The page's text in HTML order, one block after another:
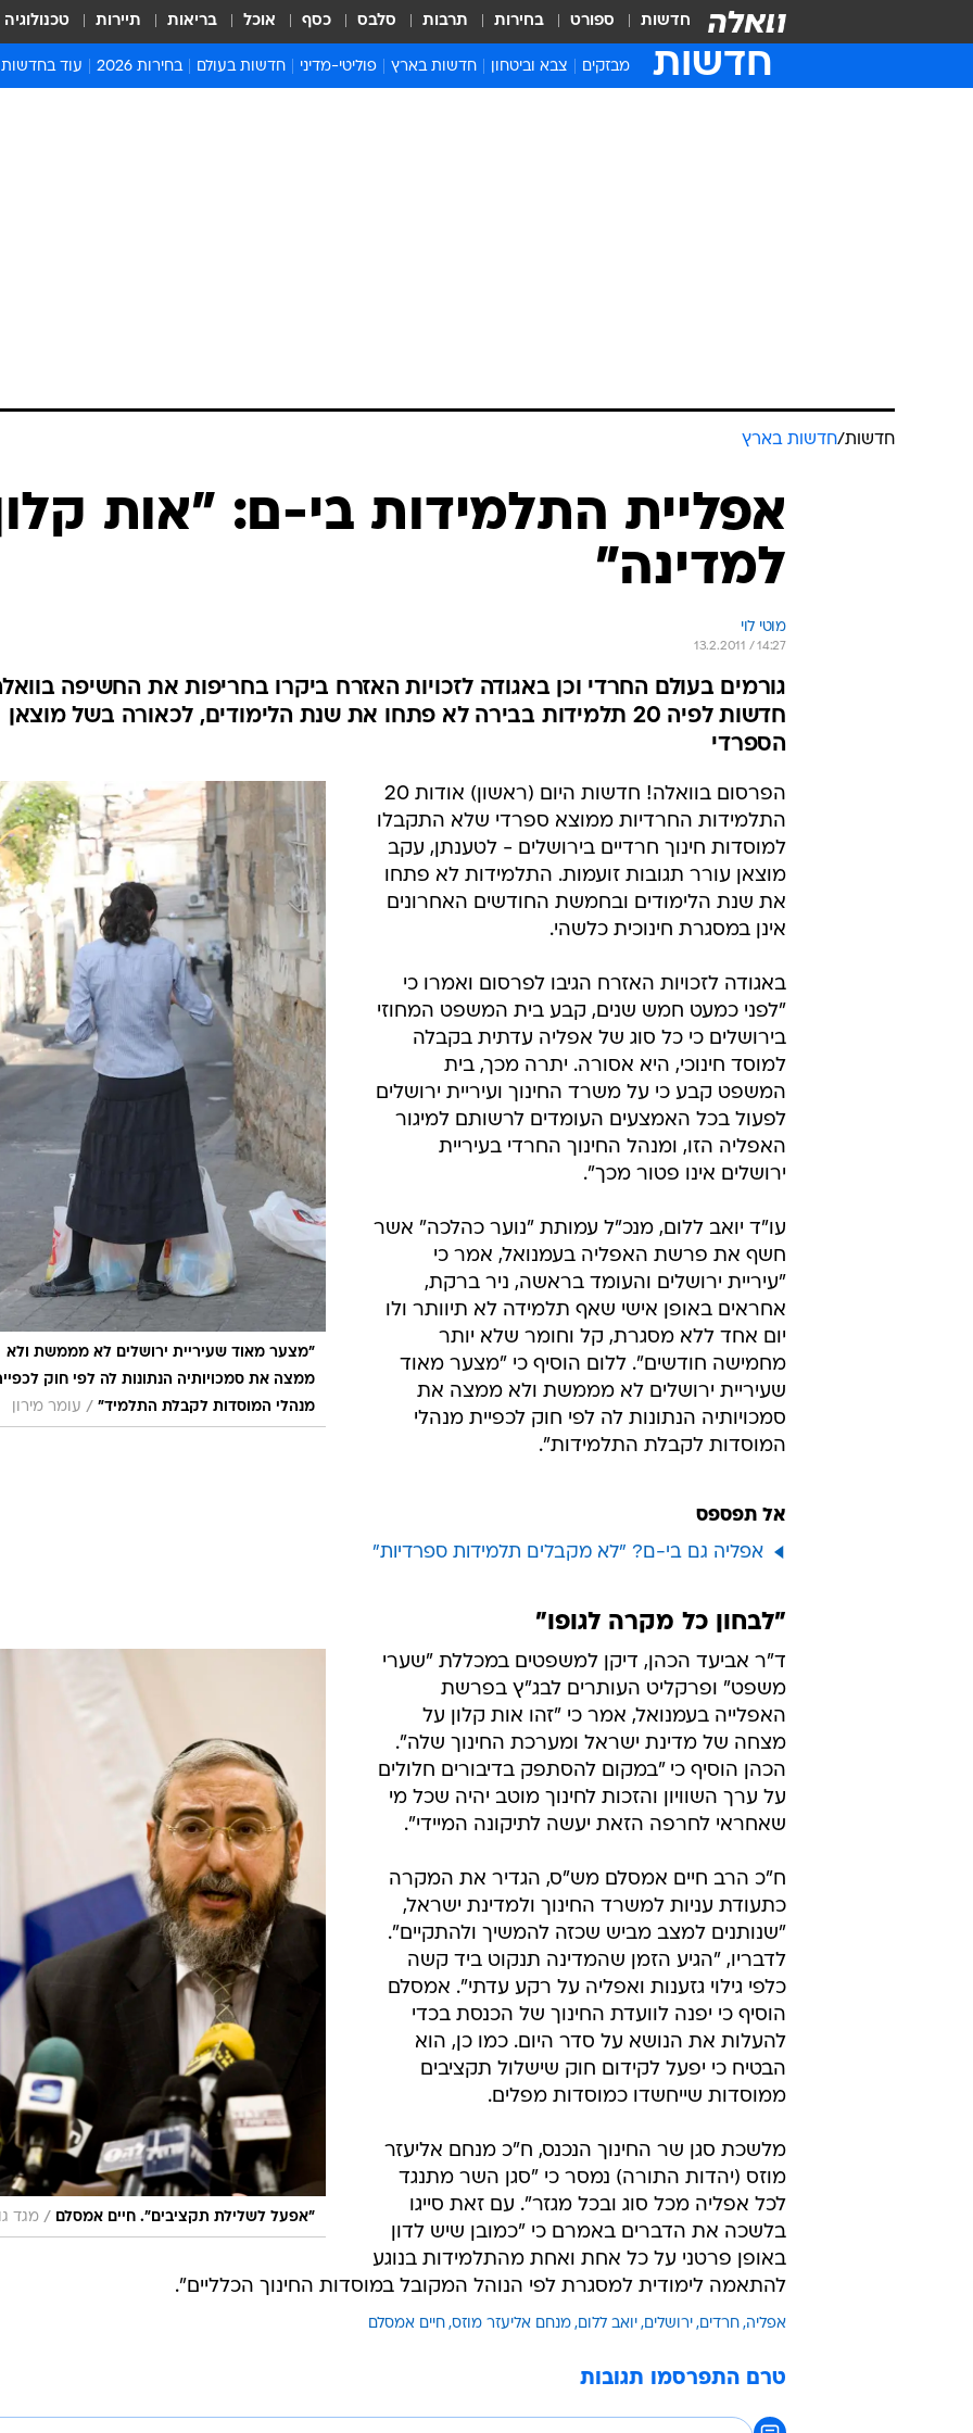
חדשות ספורט בחירות תרבות סלבס כסף אוכל בריאות תיירות טכנולוגיה
חדשות מבזקים צבא וביטחון חדשות בארץ פוליטי-מדיני חדשות בעולם בחירות 2026 עוד בחדשות
המייל האדום
חדשות/חדשות בארץ
אפליית התלמידות בי-ם: "אות
למדינה"
מוטי לוי
13.2.2011 / 14:27
גורמים בעולם החרדי וכן באגודה לזכויות האזרח ביקרו בחריפות את החשיפה
חדשות לפיה 20 תלמידות בבירה לא פתחו את שנת הלימודים, לכאורה בשל מוצאן
הספרדי
"מצער מאוד שעיריית ירושלים לא מממשת ולא
ממצה את סמכויותיה הנתונות לה לפי חוק
מנהלי המוסדות לקבלת התלמיד" / עומר מירון
הפרסום בוואלה! חדשות היום (ראשון) אודות 20
התלמידות החרדיות ממוצא ספרדי שלא התקבלו
למוסדות חינוך חרדיים בירושלים - לטענתן, עקב
מוצאן עורר תגובות זועמות. התלמידות לא פתחו
את שנת הלימודים ובחמשת החודשים האחרונים
אינן במסגרת חינוכית כלשהי.
באגודה לזכויות האזרח הגיבו לפרסום ואמרו כי
"לפני כמעט חמש שנים, קבע בית המשפט המחוזי
בירושלים כי כל סוג של אפליה עדתית בקבלה
למוסד חינוכי, היא אסורה. יתרה מכך, בית
המשפט קבע כי על משרד החינוך ועיריית ירושלים
לפעול בכל האמצעים העומדים לרשותם למיגור
האפליה הזו, ומנהל החינוך החרדי בעיריית
ירושלים אינו פטור מכך".
עו"ד יואב ללום, מנכ"ל עמותת "נוער כהלכה" אשר
חשף את פרשת האפליה בעמנואל, אמר כי
"עיריית ירושלים והעומד בראשה, ניר ברקת,
אחראים באופן אישי שאף תלמידה לא תיוותר ולו
יום אחד ללא מסגרת, קל וחומר שלא יותר
מחמישה חודשים". ללום הוסיף כי "מצער מאוד
שעיריית ירושלים לא מממשת ולא ממצה את
סמכויותיה הנתונות לה לפי חוק לכפיית מנהלי
המוסדות לקבלת התלמידות".
אל תפספס
אפליה גם בי-ם? "לא מקבלים תלמידות ספרדיות"
"לבחון כל מקרה לגופו"
"אפעל לשלילת תקציבים". חיים אמסלם / מגד
ד"ר אביעד הכהן, דיקן למשפטים במכללת "שערי
משפט" ופרקליט העותרים לבג"ץ בפרשת
האפלייה בעמנואל, אמר כי "זהו אות קלון על
מצחה של מדינת ישראל ומערכת החינוך שלה".
הכהן הוסיף כי "במקום להסתפק בדיבורים חלולים
על ערך השוויון והזכות לחינוך מוטב יהיה שכל מי
שאחראי לחרפה הזאת יעשה לתיקונה המיידי".
ח"כ הרב חיים אמסלם מש"ס, הגדיר את המקרה
כתעודת עניות למשרד החינוך ולמדינת ישראל,
"שנותנים למצב מביש שכזה להמשיך ולהתקיים".
לדבריו, "הגיע הזמן שהמדינה תנקוט ביד קשה
כלפי גילוי גזענות ואפליה על רקע עדתי". אמסלם
הוסיף כי יפנה לוועדת החינוך של הכנסת בכדי
להעלות את הנושא על סדר היום. כמו כן, הוא
הבטיח כי יפעל לקידום חוק שישלול תקציבים
ממוסדות שייחשדו כמוסדות מפלים.
מלשכת סגן שר החינוך הנכנס, ח"כ מנחם אליעזר
מוזס (יהדות התורה) נמסר כי "סגן השר מתנגד
לכל אפליה מכל סוג ובכל מגזר". עם זאת סייגו
בלשכה את הדברים באמרם כי "כמובן שיש לדון
באופן פרטני על כל אחת ואחת מהתלמידות בנוגע
להתאמה לימודית למסגרת לפי הנוהל המקובל במוסדות החינוך הכלליים".
אפליה חרדים ירושלים יואב ללום מנחם אליעזר מוזס חיים אמסלם
טרם התפרסמו תגובות